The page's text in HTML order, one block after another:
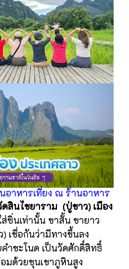
าหารเที่ยง ณ ร้านอาหาร
ดสินไชยาราม (ปู่ขาว) เมือง
ซิ่นเท่านั้น ขาสั้น ขายาว
เชื่อกันว่ามีทางขึ้นลง
ำชะโนด เป็นวัดศักดิ์สิทธิ์
มด้วยขุนเขาภูหินสูง